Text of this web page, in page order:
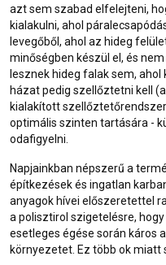
azt sem szabad elfelejteni,
kialakulni, ahol
levegőből, ahol az hideg
minőségben készül el, és
lesznek hideg falak sem,
házat pedig szellőztetni kell
kialakított
optimális szinten tartására -
odafigyelni.
Napjainkban népszerű a
építkezések és ingatlan
anyagok hívei előszeretettel
a polisztirol szigetelésre,
esetleges égése során káros
környezetet. Ez több ok miatt